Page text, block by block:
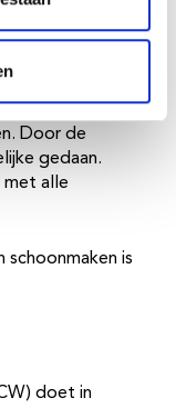
nooit alles zal
niet alleen
zijn verspreid,
en de inhoud
Door de
gedaan.
met alle
schoonmaken is
doet in